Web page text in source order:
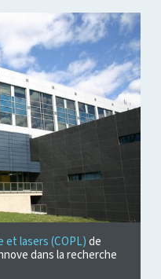
lasers (COPL) de
dans la recherche